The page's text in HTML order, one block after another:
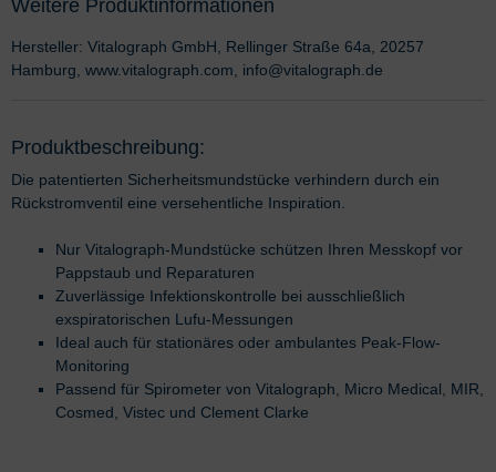
Weitere Produktinformationen
Hersteller: Vitalograph GmbH, Rellinger Straße 64a, 20257
Hamburg, www.vitalograph.com, info@vitalograph.de
Produktbeschreibung:
Die patentierten Sicherheitsmundstücke verhindern durch ein
Rückstromventil eine versehentliche Inspiration.
Nur Vitalograph-Mundstücke schützen Ihren Messkopf vor
Pappstaub und Reparaturen
Zuverlässige Infektionskontrolle bei ausschließlich
exspiratorischen Lufu-Messungen
Ideal auch für stationäres oder ambulantes Peak-Flow-
Monitoring
Passend für Spirometer von Vitalograph, Micro Medical, MIR,
Cosmed, Vistec und Clement Clarke